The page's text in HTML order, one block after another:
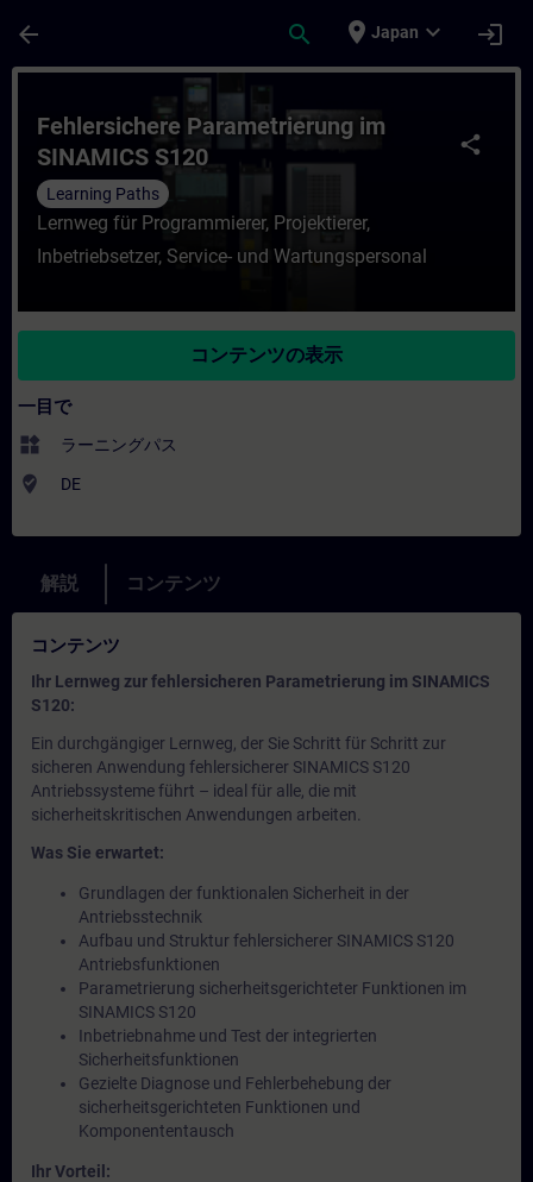
arrow_back search place Japan expand_more login
コース - Fehlersichere Parametrierung
share
Fehlersichere Parametrierung im
SINAMICS S120
Learning Paths
Lernweg für Programmierer, Projektierer,
Inbetriebsetzer, Service- und Wartungspersonal
コンテンツの表示
一目で
widgets ラーニングパス
where_to_vote DE
解説 コンテンツ
コンテンツ
Ihr Lernweg zur fehlersicheren Parametrierung im SINAMICS
S120:
Ein durchgängiger Lernweg, der Sie Schritt für Schritt zur
sicheren Anwendung fehlersicherer SINAMICS S120
Antriebssysteme führt – ideal für alle, die mit
sicherheitskritischen Anwendungen arbeiten.
Was Sie erwartet:
Grundlagen der funktionalen Sicherheit in der
Antriebsstechnik
Aufbau und Struktur fehlersicherer SINAMICS S120
Antriebsfunktionen
Parametrierung sicherheitsgerichteter Funktionen im
SINAMICS S120
Inbetriebnahme und Test der integrierten
Sicherheitsfunktionen
Gezielte Diagnose und Fehlerbehebung der
sicherheitsgerichteten Funktionen und
Komponententausch
Ihr Vorteil: